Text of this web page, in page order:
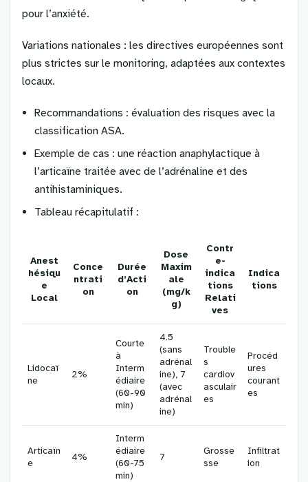
pour l’anxiété.
Variations nationales : les directives européennes sont
plus strictes sur le monitoring, adaptées aux contextes
locaux.
Recommandations : évaluation des risques avec la
classification ASA.
Exemple de cas : une réaction anaphylactique à
l’articaïne traitée avec de l’adrénaline et des
antihistaminiques.
Tableau récapitulatif :
Anest
hésiqu
e
Local
Conce
ntrati
on
Durée
d’Acti
on
Dose
Maxim
ale
(mg/k
g)
Contr
e-
indica
tions
Relati
ves
Indica
tions
Lidocaï
ne
2%
Courte
à
Interm
édiaire
(60-90
min)
4.5
(sans
adrénal
ine), 7
(avec
adrénal
ine)
Trouble
s
cardiov
asculair
es
Procéd
ures
courant
es
Articaïn
e
4%
Interm
édiaire
(60-75
min)
7
Grosse
sse
Infiltrat
ion